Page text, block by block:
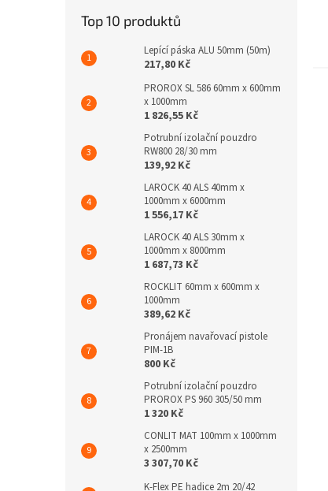
Top 10 produktů
Lepící páska ALU 50mm (50m)
217,80 Kč
PROROX SL 586 60mm x 600mm
x 1000mm
1 826,55 Kč
Potrubní izolační pouzdro
RW800 28/30 mm
139,92 Kč
LAROCK 40 ALS 40mm x
1000mm x 6000mm
1 556,17 Kč
LAROCK 40 ALS 30mm x
1000mm x 8000mm
1 687,73 Kč
ROCKLIT 60mm x 600mm x
1000mm
389,62 Kč
Pronájem navařovací pistole
PIM-1B
800 Kč
Potrubní izolační pouzdro
PROROX PS 960 305/50 mm
1 320 Kč
CONLIT MAT 100mm x 1000mm
x 2500mm
3 307,70 Kč
K-Flex PE hadice 2m 20/42